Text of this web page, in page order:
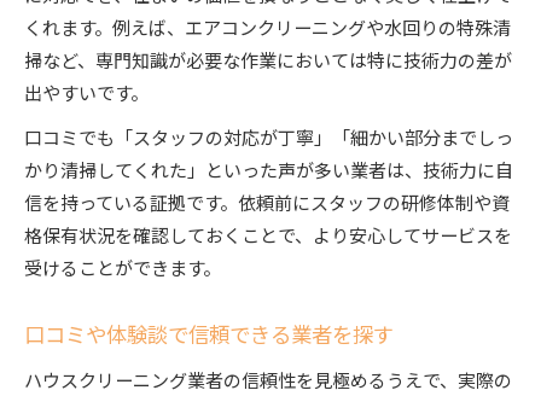
くれます。例えば、エアコンクリーニングや水回りの特殊清
掃など、専門知識が必要な作業においては特に技術力の差が
出やすいです。
口コミでも「スタッフの対応が丁寧」「細かい部分までしっ
かり清掃してくれた」といった声が多い業者は、技術力に自
信を持っている証拠です。依頼前にスタッフの研修体制や資
格保有状況を確認しておくことで、より安心してサービスを
受けることができます。
口コミや体験談で信頼できる業者を探す
ハウスクリーニング業者の信頼性を見極めるうえで、実際の